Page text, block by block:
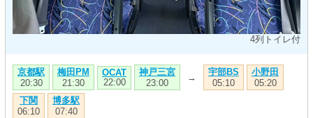
4列トイレ付
京都駅
20:30
梅田PM
21:30
OCAT
22:00
神戸三宮
23:00
→
宇部BS
05:10
小野田
05:20
下関
06:10
博多駅
07:40